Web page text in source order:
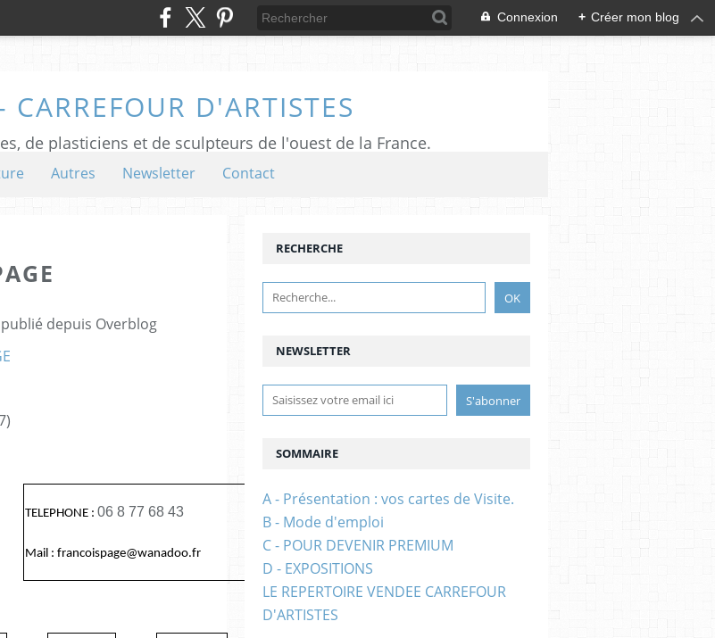
Connexion + Créer mon blog
CARREFOUR D'ARTISTES
de plasticiens et de sculpteurs de l'ouest de la France.
Autres Newsletter Contact
depuis Overblog
TELEPHONE : 06 8 77 68 43
Mail : francoispage@wanadoo.fr
NEWSLETTER
RECHERCHE
SOMMAIRE
A - Présentation : vos cartes de Visite.
B - Mode d'emploi
C - POUR DEVENIR PREMIUM
D - EXPOSITIONS
LE REPERTOIRE VENDEE CARREFOUR
D'ARTISTES